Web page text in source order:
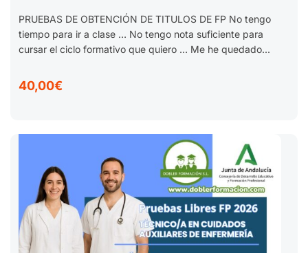
PRUEBAS DE OBTENCIÓN DE TITULOS DE FP No tengo
tiempo para ir a clase … No tengo nota suficiente para
cursar el ciclo formativo que quiero … Me he quedado...
40,00€